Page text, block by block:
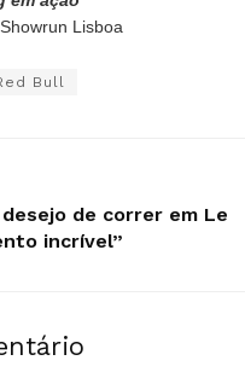
Lisboa
Bull
de correr em Le
incrível”